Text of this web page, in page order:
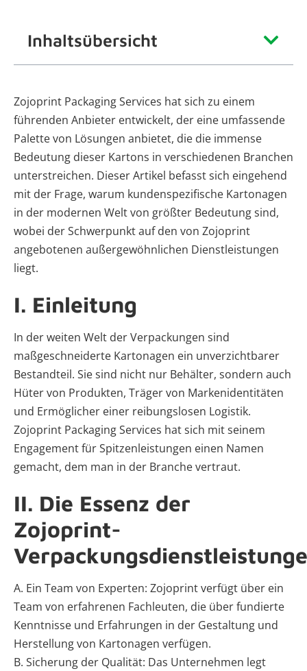
Inhaltsübersicht
Zojoprint Packaging Services hat sich zu einem
führenden Anbieter entwickelt, der eine umfassende
Palette von Lösungen anbietet, die die immense
Bedeutung dieser Kartons in verschiedenen Branchen
unterstreichen. Dieser Artikel befasst sich eingehend
mit der Frage, warum kundenspezifische Kartonagen
in der modernen Welt von größter Bedeutung sind,
wobei der Schwerpunkt auf den von Zojoprint
angebotenen außergewöhnlichen Dienstleistungen
liegt.
I. Einleitung
In der weiten Welt der Verpackungen sind
maßgeschneiderte Kartonagen ein unverzichtbarer
Bestandteil. Sie sind nicht nur Behälter, sondern auch
Hüter von Produkten, Träger von Markenidentitäten
und Ermöglicher einer reibungslosen Logistik.
Zojoprint Packaging Services hat sich mit seinem
Engagement für Spitzenleistungen einen Namen
gemacht, dem man in der Branche vertraut.
II. Die Essenz der
Zojoprint-
A. Ein Team von Experten: Zojoprint verfügt über ein
Team von erfahrenen Fachleuten, die über fundierte
Kenntnisse und Erfahrungen in der Gestaltung und
Herstellung von Kartonagen verfügen.
B. Sicherung der Qualität: Das Unternehmen legt